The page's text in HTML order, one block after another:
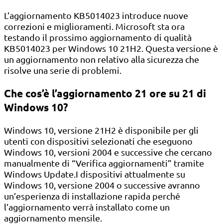
L’aggiornamento KB5014023 introduce nuove
correzioni e miglioramenti. Microsoft sta ora
testando il prossimo aggiornamento di qualità
KB5014023 per Windows 10 21H2. Questa versione è
un aggiornamento non relativo alla sicurezza che
risolve una serie di problemi.
Che cos’è l’aggiornamento 21 ore su 21 di
Windows 10?
Windows 10, versione 21H2 è disponibile per gli
utenti con dispositivi selezionati che eseguono
Windows 10, versioni 2004 e successive che cercano
manualmente di “Verifica aggiornamenti” tramite
Windows Update.I dispositivi attualmente su
Windows 10, versione 2004 o successive avranno
un’esperienza di installazione rapida perché
l’aggiornamento verrà installato come un
aggiornamento mensile.